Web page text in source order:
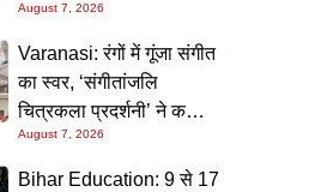
डे रहेगा विद्यालय
August 7, 2026
Varanasi: रंगों में गूंजा संगीत
का स्वर, ‘संगीतांजलि
चित्रकला प्रदर्शनी’ ने कला
प्रेमियों को किया मंत्रमुग्ध
August 7, 2026
Bihar Education: 9 से 17